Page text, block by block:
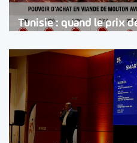
Tunisie : quand le prix